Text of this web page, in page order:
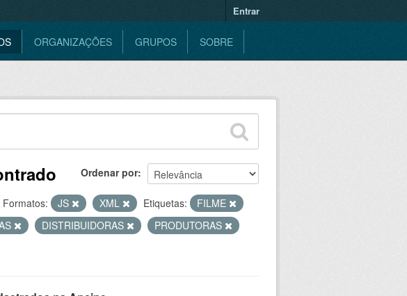
Entrar
ORGANIZAÇÕES GRUPOS SOBRE
Ordenar por
Formatos: JS XML Etiquetas:
FILME
DISTRIBUIDORAS
PRODUTORAS